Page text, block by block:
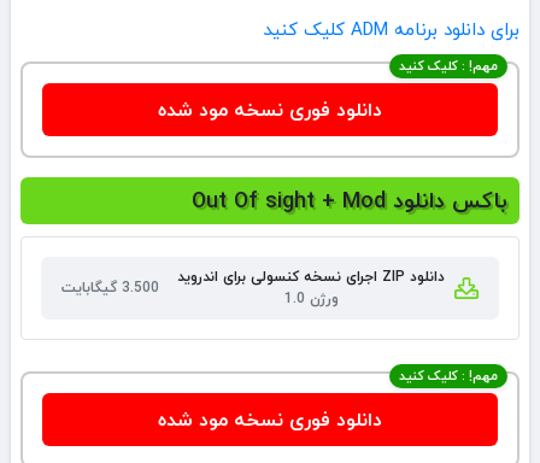
برای دانلود برنامه ADM کلیک کنید
مهم! : کلیک کنید
دانلود فوری نسخه مود شده
باکس دانلود Out Of sight + Mod
دانلود ZIP اجرای نسخه کنسولی برای اندروید
ورژن 1.0
3.500 گیگابایت
مهم! : کلیک کنید
دانلود فوری نسخه مود شده